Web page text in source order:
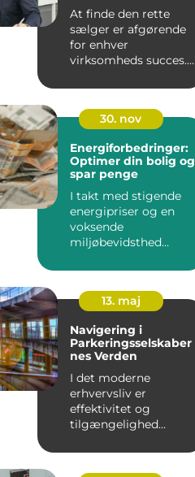
At finde den rette
sælger er afgørende
for enhver
virksomheds succes.
30. nov
Energiforbedringer:
Optimer din bolig og
spar penge
I takt med stigende
energipriser og en
voksende
miljøbevidsthed
energiforbedringer i
h...
13. maj
Navigering i
Parkeringsselskaber
nes Verden
I det moderne
erhvervsliv er
effektivitet og
tilgængelighed
for en vel...